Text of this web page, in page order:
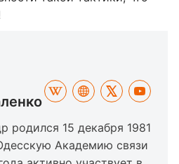
родился 15 декабря 1981
Академию связи